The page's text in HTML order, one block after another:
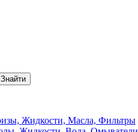
Жидкости, Масла, Фильтры